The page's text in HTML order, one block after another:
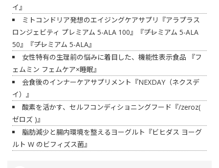
イ』
ミトコンドリア発想のエイジングケアサプリ『アラプラス
ロンジェビティ プレミアム 5-ALA 100』『――プレミアム 5-ALA
50』『――プレミアム 5-ALA』
女性特有の生理前の悩みに着目した、機能性表示食品 『フ
ェムミン フェムケア×睡眠』
会食後のインナーケアサプリメント『NEXDAY（ネクスデ
イ）』
酸素を活かす、セルフコンディショニングフード『/zeroz(
ゼロズ )』
脂肪減少と腸内環境を整えるヨーグルト『ビヒダス ヨーグ
ルト W のビフィズス菌』